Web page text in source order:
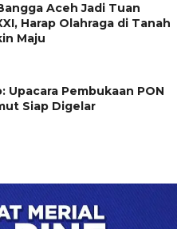
Aceh Jadi Tuan
Harap Olahraga di Tanah
Maju
Upacara Pembukaan PON
Siap Digelar